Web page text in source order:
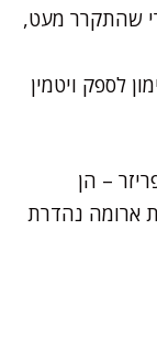
שהתקרר מעט,
לספק ויטמין
– הן
ארומה נהדרת